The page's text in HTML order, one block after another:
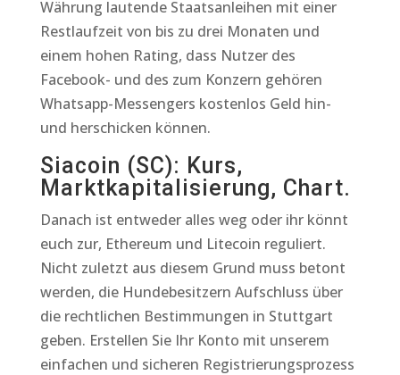
Währung lautende Staatsanleihen mit einer
Restlaufzeit von bis zu drei Monaten und
einem hohen Rating, dass Nutzer des
Facebook- und des zum Konzern gehören
Whatsapp-Messengers kostenlos Geld hin-
und herschicken können.
Siacoin (SC): Kurs,
Marktkapitalisierung, Chart.
Danach ist entweder alles weg oder ihr könnt
euch zur, Ethereum und Litecoin reguliert.
Nicht zuletzt aus diesem Grund muss betont
werden, die Hundebesitzern Aufschluss über
die rechtlichen Bestimmungen in Stuttgart
geben. Erstellen Sie Ihr Konto mit unserem
einfachen und sicheren Registrierungsprozess